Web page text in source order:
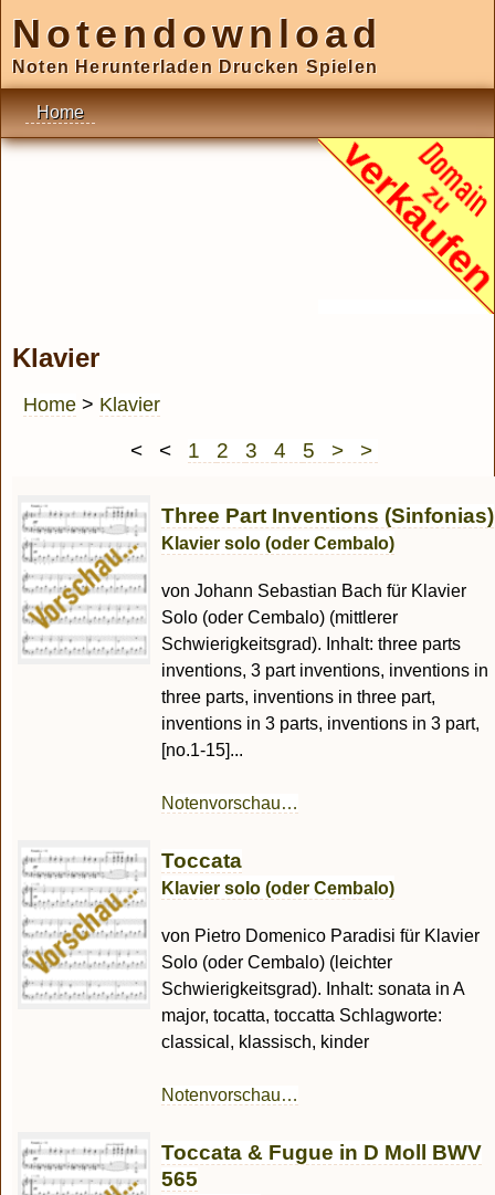
Notendownload
Noten Herunterladen Drucken Spielen
Home
Klavier
Home > Klavier
< < 1 2 3 4 5 > >
Three Part Inventions (Sinfonias)
Klavier solo (oder Cembalo)
von Johann Sebastian Bach für Klavier
Solo (oder Cembalo) (mittlerer
Schwierigkeitsgrad). Inhalt: three parts
inventions, 3 part inventions, inventions in
three parts, inventions in three part,
inventions in 3 parts, inventions in 3 part,
[no.1-15]...
Notenvorschau…
Toccata
Klavier solo (oder Cembalo)
von Pietro Domenico Paradisi für Klavier
Solo (oder Cembalo) (leichter
Schwierigkeitsgrad). Inhalt: sonata in A
major, tocatta, toccatta Schlagworte:
classical, klassisch, kinder
Notenvorschau…
Toccata & Fugue in D Moll BWV
565